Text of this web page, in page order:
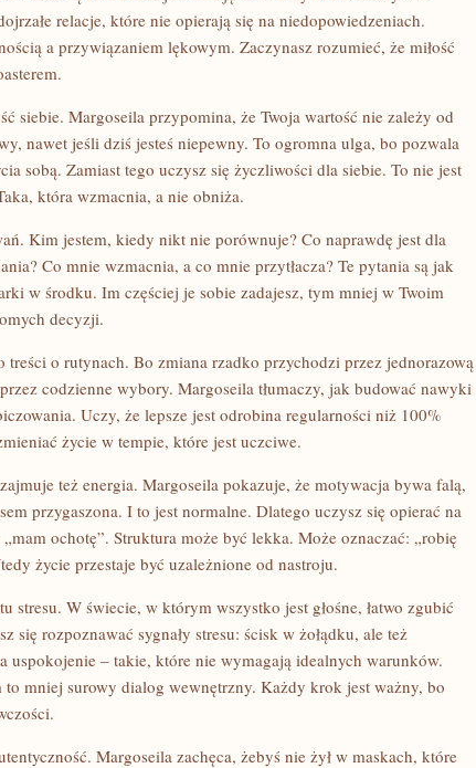
relacje, które nie opierają się na niedopowiedzeniach.
a przywiązaniem lękowym. Zaczynasz rozumieć, że miłość
siebie. Margoseila przypomina, że Twoja wartość nie zależy od
nawet jeśli dziś jesteś niepewny. To ogromna ulga, bo pozwala
sobą. Zamiast tego uczysz się życzliwości dla siebie. To nie jest
która wzmacnia, a nie obniża.
Kim jestem, kiedy nikt nie porównuje? Co naprawdę jest dla
Co mnie wzmacnia, a co mnie przytłacza? Te pytania są jak
w środku. Im częściej je sobie zadajesz, tym mniej w Twoim
decyzji.
treści o rutynach. Bo zmiana rzadko przychodzi przez jednorazową
codzienne wybory. Margoseila tłumaczy, jak budować nawyki
Uczy, że lepsze jest odrobina regularności niż 100%
życie w tempie, które jest uczciwe.
też energia. Margoseila pokazuje, że motywacja bywa falą,
przygaszona. I to jest normalne. Dlatego uczysz się opierać na
ochotę”. Struktura może być lekka. Może oznaczać: „robię
życie przestaje być uzależnione od nastroju.
stresu. W świecie, w którym wszystko jest głośne, łatwo zgubić
się rozpoznawać sygnały stresu: ścisk w żołądku, ale też
uspokojenie – takie, które nie wymagają idealnych warunków.
to mniej surowy dialog wewnętrzny. Każdy krok jest ważny, bo
Margoseila zachęca, żebyś nie żył w maskach, które